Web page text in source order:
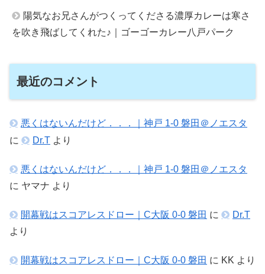
陽気なお兄さんがつくってくださる濃厚カレーは寒さ
を吹き飛ばしてくれた♪｜ゴーゴーカレー八戸パーク
最近のコメント
悪くはないんだけど．．．｜神戸 1-0 磐田＠ノエスタ
に
Dr.T より
悪くはないんだけど．．．｜神戸 1-0 磐田＠ノエスタ
に ヤマナ より
開幕戦はスコアレスドロー｜C大阪 0-0 磐田 に
Dr.T
より
開幕戦はスコアレスドロー｜C大阪 0-0 磐田 に KK より